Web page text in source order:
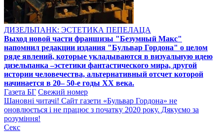
ДИЗЕЛЬПАНК: ЭСТЕТИКА ПЕПЕЛАЦА
Выход новой части франшизы "Безумный Макс"
напомнил редакции издания "Бульвар Гордона" о целом
ряде явлений, которые укладываются в визуальную идею
дизельпанка –эстетики фантастического мира, другой
истории человечества, альтернативный отсчет которой
начинается в 20– 50-е годы XX века.
Газета БГ Свежий номер
Шановні читачі! Сайт газети «Бульвар Гордона» не
оновлюється і не працює з початку 2020 року. Дякуємо за
розуміння!
Секс